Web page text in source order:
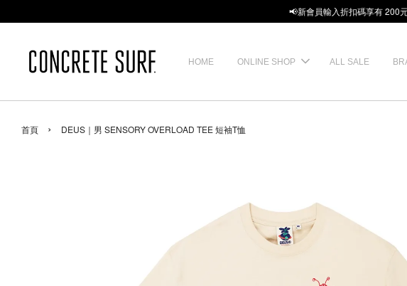
📢新會員輸入折扣碼享有 200
HOME ONLINE SHOP ALL SALE
首頁 › DEUS｜男 SENSORY OVERLOAD TEE 短袖T恤